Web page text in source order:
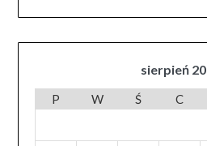
sierpień
P W Ś C